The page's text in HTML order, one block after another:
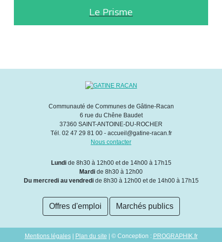
Le Prisme
Communauté de Communes de Gâtine-Racan
6 rue du Chêne Baudet
37360 SAINT-ANTOINE-DU-ROCHER
Tél. 02 47 29 81 00 - accueil@gatine-racan.fr
Nous contacter
Lundide 8h30 à 12h00 et de 14h00 à 17h15
Mardi de 8h30 à 12h00
Du mercredi au vendredide 8h30 à 12h00 et de 14h00 à 17h15
Offres d'emploi Marchés publics
Mentions légales| Plan du site | © Conception : PROGRAPHIK.fr